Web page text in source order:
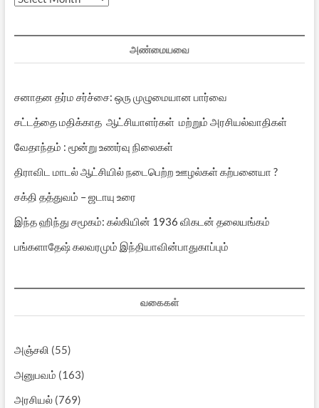
அண்மையவை
சனாதன தர்ம சர்ச்சை: ஒரு முழுமையான பார்வை
சட்டத்தை மதிக்காத ஆட்சியாளர்கள் மற்றும் அரசியல்வாதிகள்
வேதாந்தம் : மூன்று உணர்வு நிலைகள்
திராவிட மாடல் ஆட்சியில் நடைபெற்ற ஊழல்கள் கற்பனையா ?
சக்தி தத்துவம் – ஜடாயு உரை
இந்த ஹிந்து சமூகம்: கல்கியின் 1936 விகடன் தலையங்கம்
பங்களாதேஷ் கலவரமும் இந்தியாவின்பாதுகாப்பும்
வகைகள்
அஞ்சலி (55)
அனுபவம் (163)
அரசியல்(769)